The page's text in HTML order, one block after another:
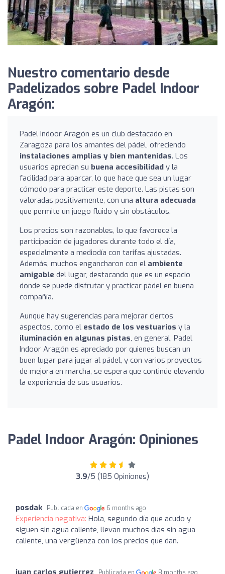
Nuestro comentario desde
Padelizados sobre Padel Indoor
Aragón:
Padel Indoor Aragón es un club destacado en
Zaragoza para los amantes del pádel, ofreciendo
instalaciones amplias y bien mantenidas. Los
usuarios aprecian su buena accesibilidad y la
facilidad para aparcar, lo que hace que sea un lugar
cómodo para practicar este deporte. Las pistas son
valoradas positivamente, con una altura adecuada
que permite un juego fluido y sin obstáculos.
Los precios son razonables, lo que favorece la
participación de jugadores durante todo el día,
especialmente a mediodía con tarifas ajustadas.
Además, muchos engancharon con el ambiente
amigable del lugar, destacando que es un espacio
donde se puede disfrutar y practicar pádel en buena
compañía.
Aunque hay sugerencias para mejorar ciertos
aspectos, como el estado de los vestuarios y la
iluminación en algunas pistas, en general, Padel
Indoor Aragón es apreciado por quienes buscan un
buen lugar para jugar al pádel, y con varios proyectos
de mejora en marcha, se espera que continúe elevando
la experiencia de sus usuarios.
Padel Indoor Aragón: Opiniones
3.9/5 (185 Opiniones)
posdak Publicada en 6 months ago
Experiencia negativa: Hola, segundo día que acudo y
siguen sin agua caliente, llevan muchos días sin agua
caliente, una vergüenza con los precios que dan.
juan carlos gutierrez Publicada en 8 months ago